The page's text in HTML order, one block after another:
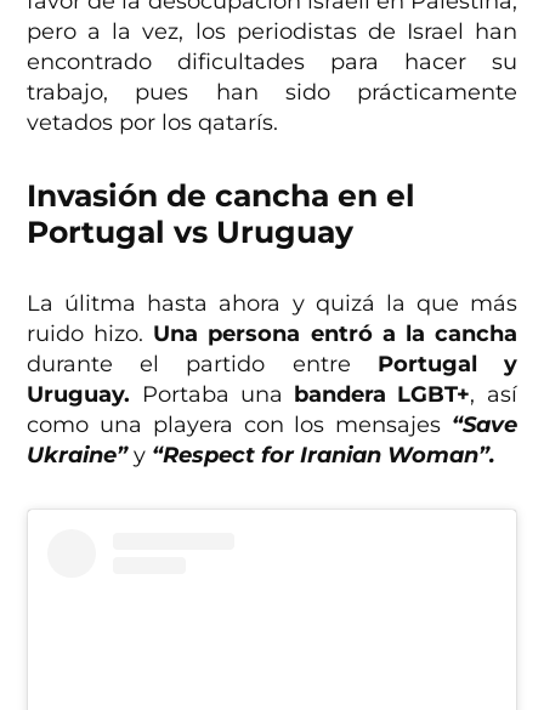
pero a la vez, los periodistas de Israel han
encontrado dificultades para hacer su
trabajo, pues han sido prácticamente
vetados por los qatarís.
Invasión de cancha en el
Portugal vs Uruguay
La úlitma hasta ahora y quizá la que más
ruido hizo. Una persona entró a la cancha
durante el partido entre Portugal y
Uruguay. Portaba una bandera LGBT+, así
como una playera con los mensajes “Save
Ukraine”y “Respect for Iranian Woman”.